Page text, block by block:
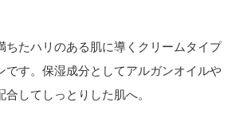
ちたハリのある肌に導くクリームタイプ
です。保湿成分としてアルガンオイルや
してしっとりした肌へ。